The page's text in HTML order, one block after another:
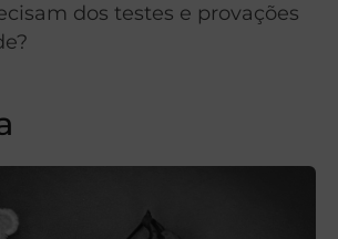
dos testes e provações